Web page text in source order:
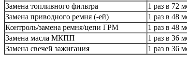
Замена топливного фильтра
1 раз в 72
Замена приводного ремня (-ей)
1 раз в 48
Контроль/замена ремня/цепи ГРМ
1 раз в 48
Замена масла МКПП
1 раз в 36
Замена свечей зажигания
1 раз в 36